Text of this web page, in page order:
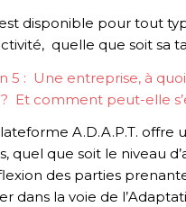
disponible pour tout
quelle que soit sa
5 : Une entreprise, à
Et comment peut-elle
A.D.A.P.T. offre
quel que soit le niveau
des parties
dans la voie de